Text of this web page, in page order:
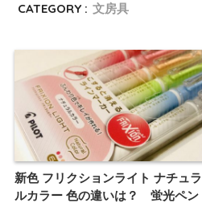
CATEGORY : 文房具
新色 フリクションライト ナチュラ
ルカラー 色の違いは？ 蛍光ペン